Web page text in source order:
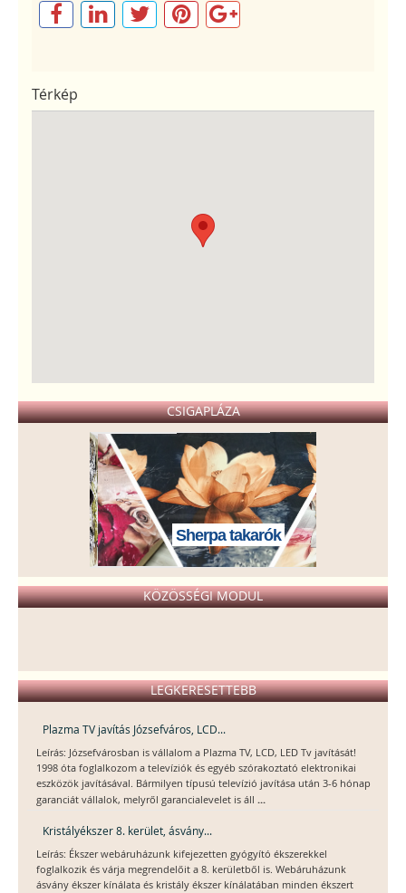
Térkép
CSIGAPLÁZA
Sherpa takarók
KÖZÖSSÉGI MODUL
LEGKERESETTEBB
Plazma TV javítás Józsefváros, LCD...
Leírás: Józsefvárosban is vállalom a Plazma TV, LCD, LED Tv javítását!
1998 óta foglalkozom a televíziók és egyéb szórakoztató elektronikai
eszközök javításával. Bármilyen típusú televízió javítása után 3-6 hónap
garanciát vállalok, melyről garancialevelet is áll ...
Kristályékszer 8. kerület, ásvány...
Leírás: Ékszer webáruházunk kifejezetten gyógyító ékszerekkel
foglalkozik és várja megrendelőit a 8. kerületből is. Webáruházunk
ásvány ékszer kínálata és kristály ékszer kínálatában minden ékszert